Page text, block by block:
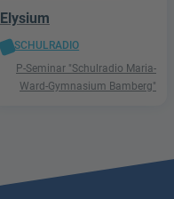
Elysium
SCHULRADIO
P-Seminar "Schulradio Maria-
Ward-Gymnasium Bamberg"